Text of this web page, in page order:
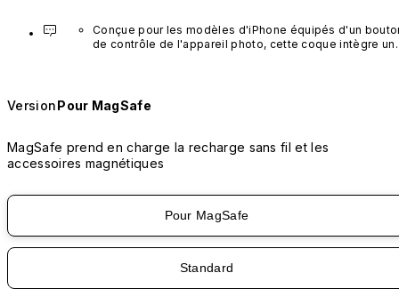
Conçue pour les modèles d'iPhone équipés d'un
de contrôle de l'appareil photo, cette coque intègre un
VersionPour MagSafe
MagSafe prend en charge la recharge sans fil et les
accessoires magnétiques
Pour MagSafe
Standard